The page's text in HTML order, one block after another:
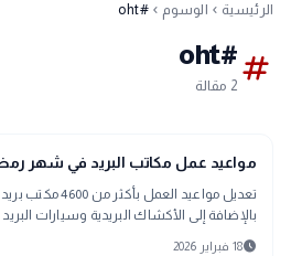
الرئيسية chevron_left الوسوم chevron_left
#oht
tag
#oht
2 مقالة
interests
منوعات
مواعيد عمل مكاتب البريد في شهر رمضان
تعديل مواعيد العمل
بالإضافة إلى الأكشاك البريدية وسيارات البريد
schedule18 فبراير 2026